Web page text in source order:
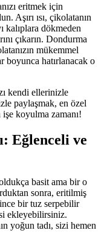
eritmek için
Aşırı ısı, çikolatanın
dökmeden
çıkarın. Dondurma
mükemmel
boyunca hatırlanacak o
kendi ellerinizle
paylaşmak, en özel
koyulma zamanı!
Eğlenceli ve
basit ama bir o
sonra, eritilmiş
bir tuz serpebilir
ekleyebilirsiniz.
yoğun tadı, sizi hemen